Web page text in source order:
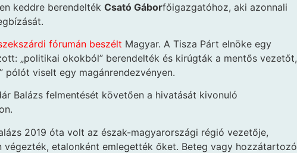
keddre berendelték Csató Gáborfőigazgatóhoz, aki azonnali
fórumán beszélt Magyar. A Tisza Párt elnöke egy
„politikai okokból” berendelték és kirúgták a mentős vezetőt,
pólót viselt egy magánrendezvényen.
Balázs felmentését követően a hivatását kivonuló
2019 óta volt az észak-magyarországi régió vezetője,
végezték, etalonként emlegették őket. Beteg vagy hozzátartozó